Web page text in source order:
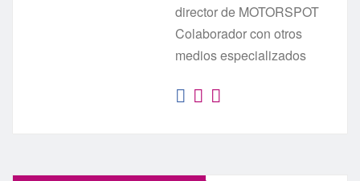
director de MOTORSPOT
Colaborador con otros
medios especializados